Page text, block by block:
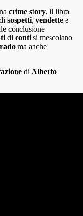
crime story, il libro
di sospetti, vendette e
conclusione
di contisi mescolano
ma anche
di Alberto